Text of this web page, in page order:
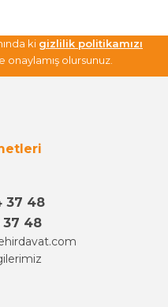
ki gizlilik politikamızı
onaylamış olursunuz.
37 48
37 48